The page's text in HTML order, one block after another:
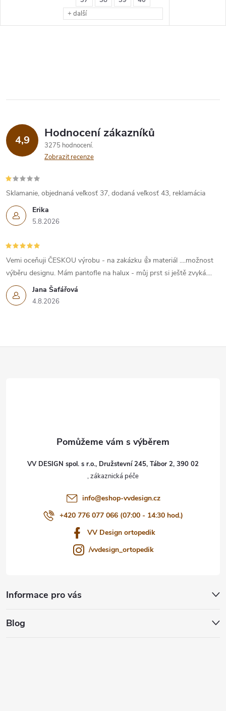
+ další
4,9 Hodnocení zákazníků
3275 hodnocení
Zobrazit recenze
Erika
5.8.2026
Sklamanie, objednaná veľkosť 37, dodaná veľkosť 43, reklamácia
Jana Šafářová
4.8.2026
Vemi oceňuji ČESKOU výrobu - na zakázku 👍 materiál ....možnost
výběru designu. Mám pantofle na halux - můj prst si ještě zvyká....
VV DESIGN spol. s r.o., Družstevní 245, Tábor 2, 390 02
info@eshop-vvdesign.cz
+420 776 077 066 (07:00 - 14:30 hod.)
VV Design ortopedik
/vvdesign_ortopedik
Informace pro vás
Blog